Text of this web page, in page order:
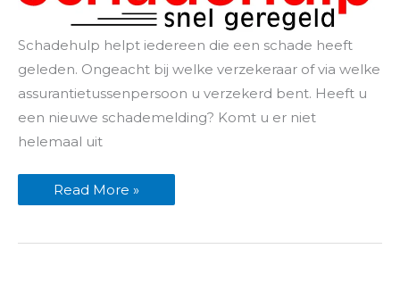
Schadehulp helpt iedereen die een schade heeft
geleden. Ongeacht bij welke verzekeraar of via welke
assurantietussenpersoon u verzekerd bent. Heeft u
een nieuwe schademelding? Komt u er niet
helemaal uit
Schadehulp
voiceover
Read More »